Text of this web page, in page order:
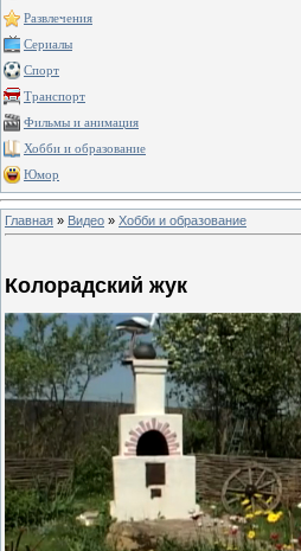
Развлечения
Сериалы
Спорт
Транспорт
Фильмы и анимация
Хобби и образование
Юмор
Главная » Видео » Хобби и образование
Колорадский жук